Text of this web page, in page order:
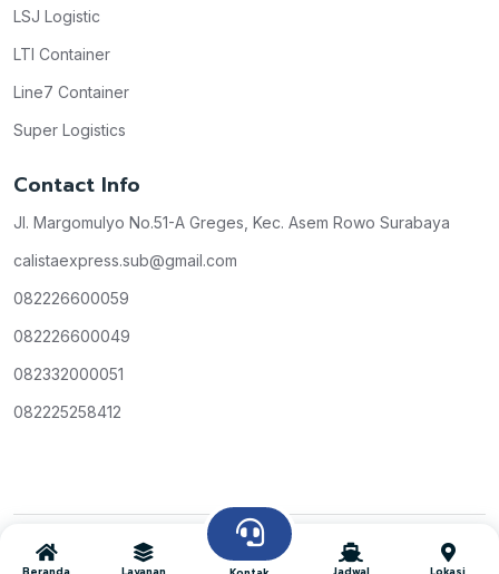
LSJ Logistic
LTI Container
Line7 Container
Super Logistics
Contact Info
Jl. Margomulyo No.51-A Greges, Kec. Asem Rowo Surabaya
calistaexpress.sub@gmail.com
082226600059
082226600049
082332000051
082225258412
Copyright © Calista Express 2026 All Rights Reserved